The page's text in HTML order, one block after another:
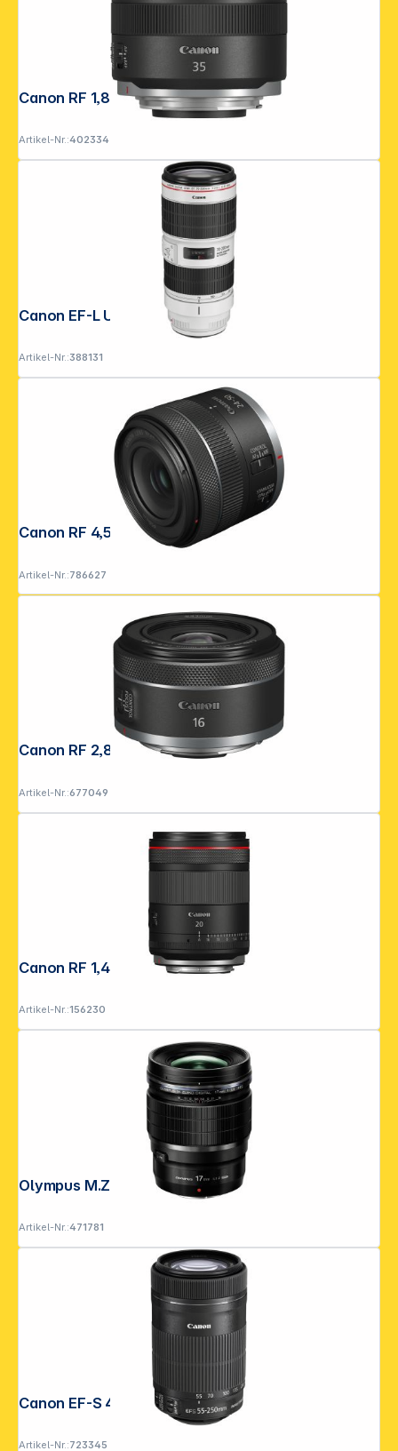
Canon RF 1,8/35 Macro IS STM
Artikel-Nr.:402334
Canon EF-L USM 2,8/70-200 IS III
Artikel-Nr.:388131
Canon RF 4,5-6,3/24-50 IS STM
Artikel-Nr.:786627
Canon RF 2,8/16 STM
Artikel-Nr.:677049
Canon RF 1,4/20 L VCM
Artikel-Nr.:156230
Olympus M.Zuiko D 1,2/17 ED Pro
Artikel-Nr.:471781
Canon EF-S 4,0-5,6/55-250 IS STM
Artikel-Nr.:723345